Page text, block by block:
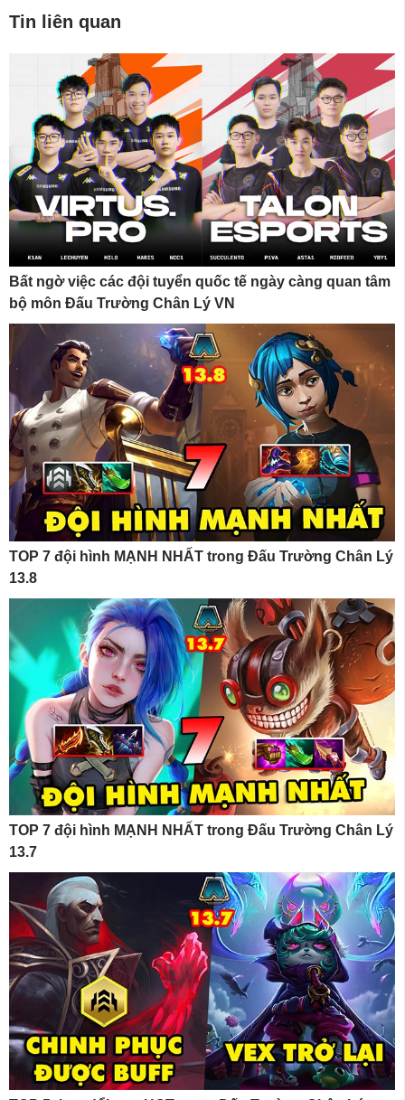
Tin liên quan
Bất ngờ việc các đội tuyển quốc tế ngày càng quan tâm
bộ môn Đấu Trường Chân Lý VN
TOP 7 đội hình MẠNH NHẤT trong Đấu Trường Chân Lý
13.8
TOP 7 đội hình MẠNH NHẤT trong Đấu Trường Chân Lý
13.7